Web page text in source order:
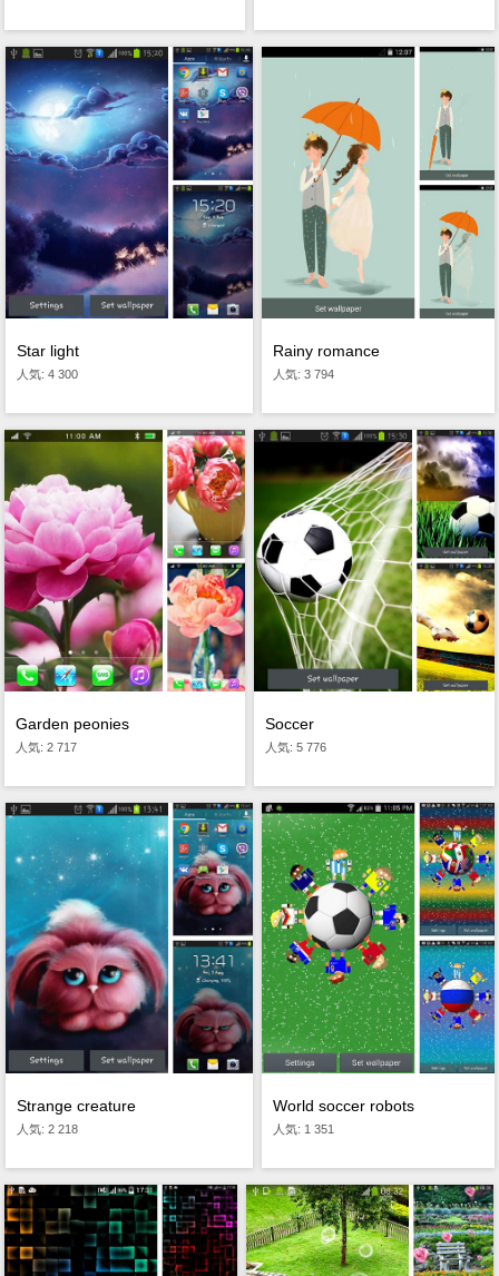
Star light
人気: 4 300
Rainy romance
人気: 3 794
Garden peonies
人気: 2 717
Soccer
人気: 5 776
Strange creature
人気: 2 218
World soccer robots
人気: 1 351